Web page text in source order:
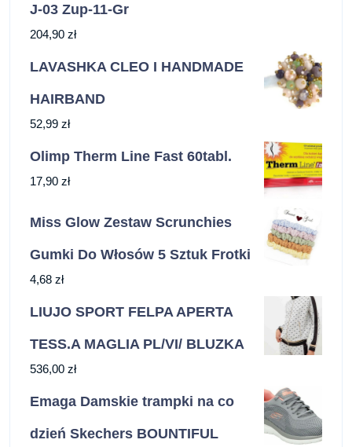
J-03 Zup-11-Gr
204,90 zł
LAVASHKA CLEO I HANDMADE
HAIRBAND
52,99 zł
Olimp Therm Line Fast 60tabl.
17,90 zł
Miss Glow Zestaw Scrunchies
Gumki Do Włosów 5 Sztuk Frotki
4,68 zł
LIUJO SPORT FELPA APERTA
TESS.A MAGLIA PL/VI/ BLUZKA
536,00 zł
Emaga Damskie trampki na co
dzień Skechers BOUNTIFUL